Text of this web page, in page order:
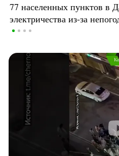
77 населенных пунктов в
электричества из-за